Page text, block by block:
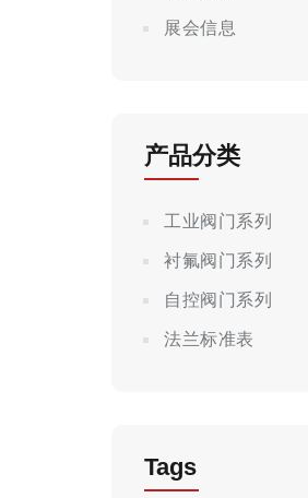
展会信息
产品分类
工业阀门系列
衬氟阀门系列
自控阀门系列
法兰标准表
Tags